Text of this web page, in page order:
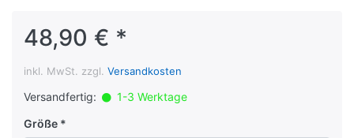
48,90 € *
inkl. MwSt. zzgl. Versandkosten
Versandfertig:
1-3 Werktage
Größe